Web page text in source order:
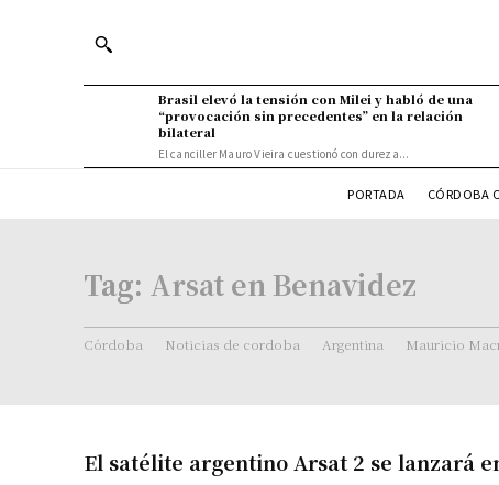
Brasil elevó la tensión con Milei y habló de una
“provocación sin precedentes” en la relación
bilateral
El canciller Mauro Vieira cuestionó con dureza...
PORTADA CÓRDOBA
Tag: Arsat en Benavidez
Córdoba Noticias de cordoba Argentina Mauricio
El satélite argentino Arsat 2 se lanzará